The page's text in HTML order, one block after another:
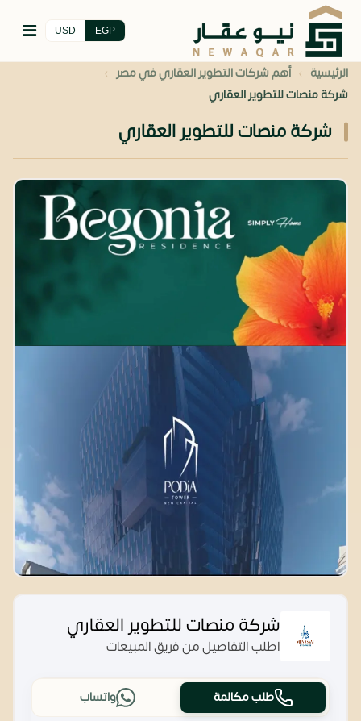
EGP
USD
الرئيسية › أهم شركات التطوير العقاري في مصر ›
شركة منصات للتطوير العقاري
شركة منصات للتطوير العقاري
شركة منصات للتطوير العقاري
اطلب التفاصيل من فريق المبيعات
طلب مكالمة واتساب